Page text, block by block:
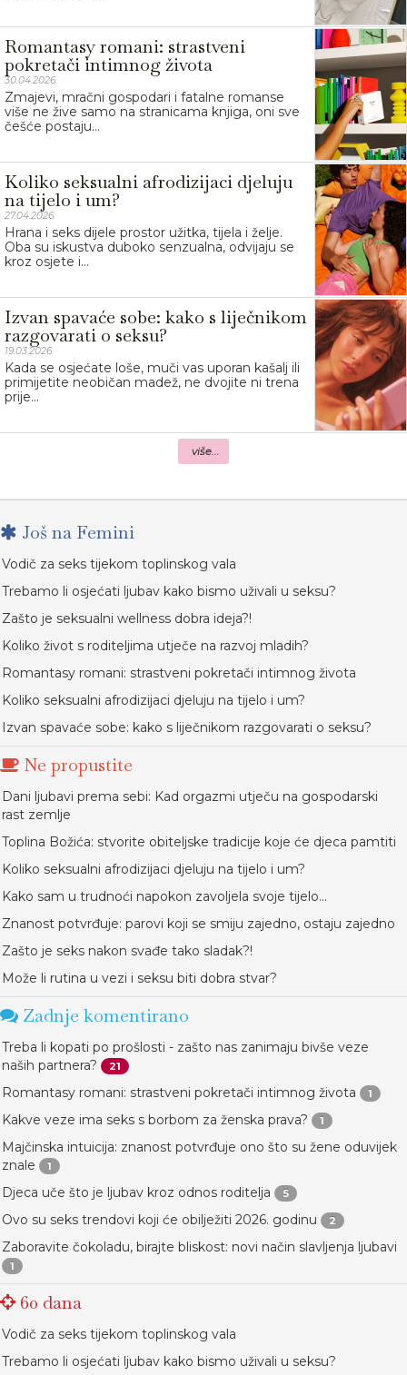
Romantasy romani: strastveni
pokretači intimnog života
30.04.2026.
Zmajevi, mračni gospodari i fatalne romanse
više ne žive samo na stranicama knjiga, oni sve
češće postaju...
Koliko seksualni afrodizijaci djeluju
na tijelo i um?
27.04.2026.
Hrana i seks dijele prostor užitka, tijela i želje.
Oba su iskustva duboko senzualna, odvijaju se
kroz osjete i...
Izvan spavaće sobe: kako s liječnikom
razgovarati o seksu?
19.03.2026.
Kada se osjećate loše, muči vas uporan kašalj ili
primijetite neobičan madež, ne dvojite ni trena
prije...
više...
Još na Femini
Vodič za seks tijekom toplinskog vala
Trebamo li osjećati ljubav kako bismo uživali u seksu?
Zašto je seksualni wellness dobra ideja?!
Koliko život s roditeljima utječe na razvoj mladih?
Romantasy romani: strastveni pokretači intimnog života
Koliko seksualni afrodizijaci djeluju na tijelo i um?
Izvan spavaće sobe: kako s liječnikom razgovarati o seksu?
Ne propustite
Dani ljubavi prema sebi: Kad orgazmi utječu na gospodarski
rast zemlje
Toplina Božića: stvorite obiteljske tradicije koje će djeca pamtiti
Koliko seksualni afrodizijaci djeluju na tijelo i um?
Kako sam u trudnoći napokon zavoljela svoje tijelo...
Znanost potvrđuje: parovi koji se smiju zajedno, ostaju zajedno
Zašto je seks nakon svađe tako sladak?!
Može li rutina u vezi i seksu biti dobra stvar?
Zadnje komentirano
Treba li kopati po prošlosti - zašto nas zanimaju bivše veze
naših partnera?
21
Romantasy romani: strastveni pokretači intimnog života 1
Kakve veze ima seks s borbom za ženska prava? 1
Majčinska intuicija: znanost potvrđuje ono što su žene oduvijek
znale
1
Djeca uče što je ljubav kroz odnos roditelja 5
Ovo su seks trendovi koji će obilježiti 2026. godinu 2
Zaboravite čokoladu, birajte bliskost: novi način slavljenja ljubavi
1
60 dana
Vodič za seks tijekom toplinskog vala
Trebamo li osjećati ljubav kako bismo uživali u seksu?